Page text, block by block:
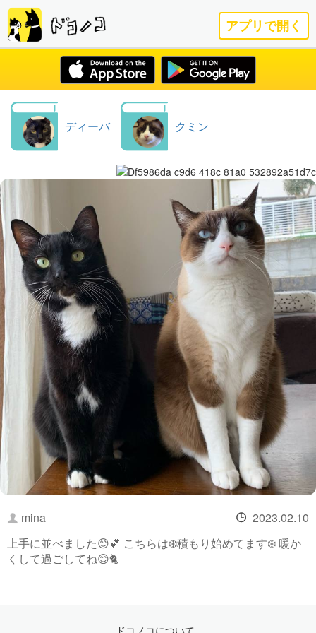
アプリで開く
ディーバ クミン
mina
2023.02.10
上手に並べました😊💕 こちらは❄️積もり始めてます❄️ 暖か
くして過ごしてね😊🐈